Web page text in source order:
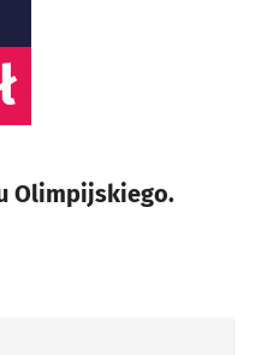
Olimpijskiego.